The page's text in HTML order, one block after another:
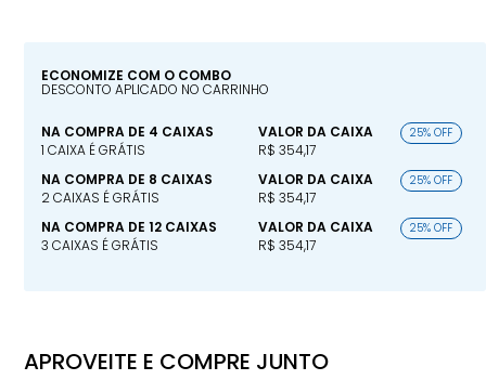
ECONOMIZE COM O COMBO
DESCONTO APLICADO NO CARRINHO
NA COMPRA DE 4 CAIXAS
1 CAIXA É GRÁTIS
VALOR DA CAIXA
R$ 354,17
25% OFF
NA COMPRA DE 8 CAIXAS
2 CAIXAS É GRÁTIS
VALOR DA CAIXA
R$ 354,17
25% OFF
NA COMPRA DE 12 CAIXAS
3 CAIXAS É GRÁTIS
VALOR DA CAIXA
R$ 354,17
25% OFF
APROVEITE E COMPRE JUNTO